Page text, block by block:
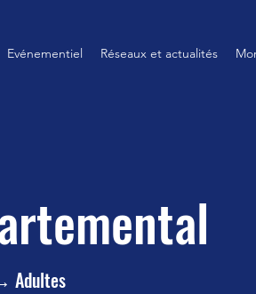
Evénementiel Réseaux et actualités
Adultes